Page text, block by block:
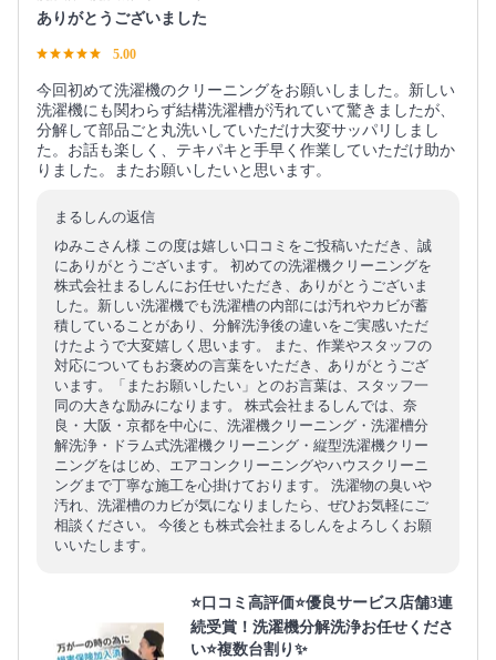
ありがとうございました
5.00
今回初めて洗濯機のクリーニングをお願いしました。新しい
洗濯機にも関わらず結構洗濯槽が汚れていて驚きましたが、
分解して部品ごと丸洗いしていただけ大変サッパリしまし
た。お話も楽しく、テキパキと手早く作業していただけ助か
りました。またお願いしたいと思います。
まるしんの返信
ゆみこさん様 この度は嬉しい口コミをご投稿いただき、誠
にありがとうございます。 初めての洗濯機クリーニングを
株式会社まるしんにお任せいただき、ありがとうございま
した。新しい洗濯機でも洗濯槽の内部には汚れやカビが蓄
積していることがあり、分解洗浄後の違いをご実感いただ
けたようで大変嬉しく思います。 また、作業やスタッフの
対応についてもお褒めの言葉をいただき、ありがとうござ
います。「またお願いしたい」とのお言葉は、スタッフ一
同の大きな励みになります。 株式会社まるしんでは、奈
良・大阪・京都を中心に、洗濯機クリーニング・洗濯槽分
解洗浄・ドラム式洗濯機クリーニング・縦型洗濯機クリー
ニングをはじめ、エアコンクリーニングやハウスクリーニ
ングまで丁寧な施工を心掛けております。 洗濯物の臭いや
汚れ、洗濯槽のカビが気になりましたら、ぜひお気軽にご
相談ください。 今後とも株式会社まるしんをよろしくお願
いいたします。
⭐口コミ高評価⭐優良サービス店舗3連
続受賞！洗濯機分解洗浄お任せくださ
い⭐複数台割り✨